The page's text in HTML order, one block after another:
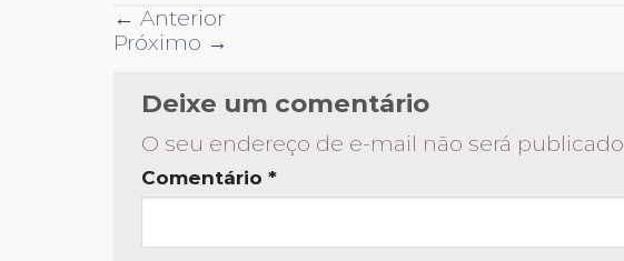
← Anterior
Próximo →
Deixe um comentário
O seu endereço de e-mail não será publicado.
Comentário *